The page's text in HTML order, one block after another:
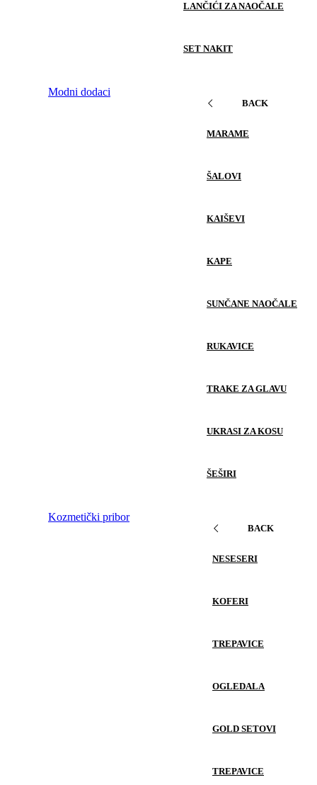
LANČIĆI ZA NAOČALE
SET NAKIT
Modni dodaci
BACK
MARAME
ŠALOVI
KAIŠEVI
KAPE
SUNČANE NAOČALE
RUKAVICE
TRAKE ZA GLAVU
UKRASI ZA KOSU
ŠEŠIRI
Kozmetički pribor
BACK
NESESERI
KOFERI
TREPAVICE
OGLEDALA
GOLD SETOVI
TREPAVICE